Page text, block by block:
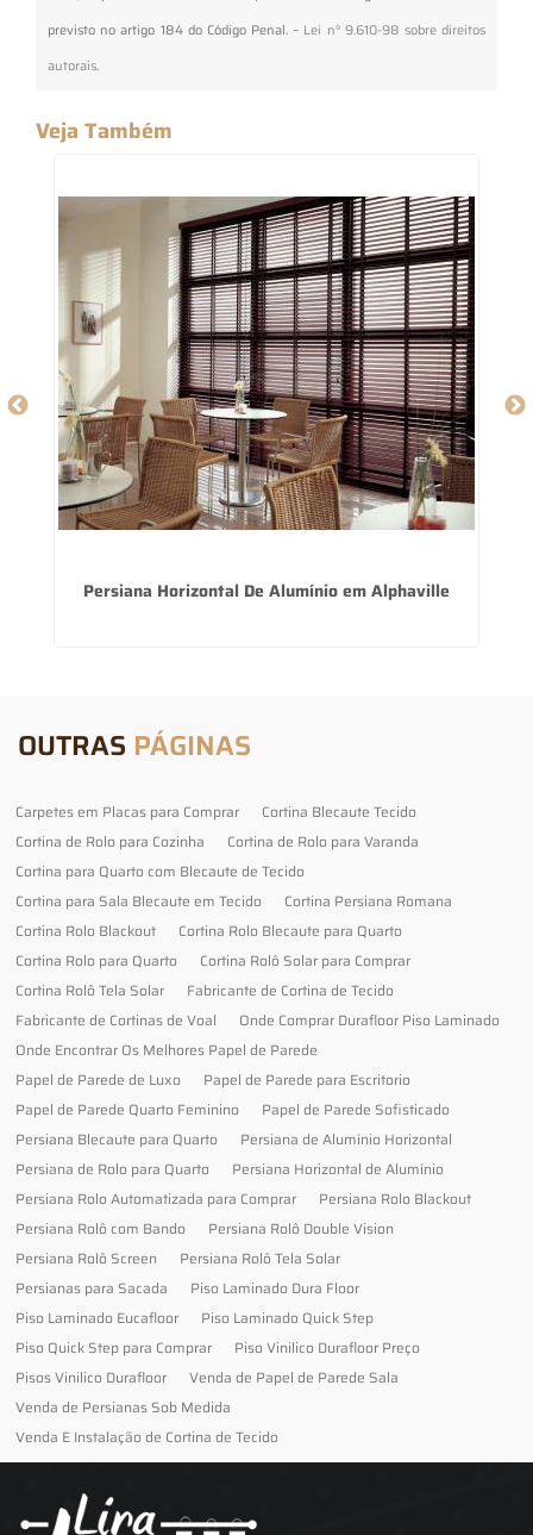
previsto no artigo 184 do Código Penal. – Lei n° 9.610-98 sobre direitos
autorais.
Veja Também
Persiana Horizontal De Alumínio em Alphaville
OUTRAS PÁGINAS
Carpetes em Placas para Comprar
Cortina Blecaute Tecido
Cortina de Rolo para Cozinha
Cortina de Rolo para Varanda
Cortina para Quarto com Blecaute de Tecido
Cortina para Sala Blecaute em Tecido
Cortina Persiana Romana
Cortina Rolo Blackout
Cortina Rolo Blecaute para Quarto
Cortina Rolo para Quarto
Cortina Rolô Solar para Comprar
Cortina Rolô Tela Solar
Fabricante de Cortina de Tecido
Fabricante de Cortinas de Voal
Onde Comprar Durafloor Piso Laminado
Onde Encontrar Os Melhores Papel de Parede
Papel de Parede de Luxo
Papel de Parede para Escritorio
Papel de Parede Quarto Feminino
Papel de Parede Sofisticado
Persiana Blecaute para Quarto
Persiana de Alumínio Horizontal
Persiana de Rolo para Quarto
Persiana Horizontal de Alumínio
Persiana Rolo Automatizada para Comprar
Persiana Rolo Blackout
Persiana Rolô com Bando
Persiana Rolô Double Vision
Persiana Rolô Screen
Persiana Rolô Tela Solar
Persianas para Sacada
Piso Laminado Dura Floor
Piso Laminado Eucafloor
Piso Laminado Quick Step
Piso Quick Step para Comprar
Piso Vinilico Durafloor Preço
Pisos Vinilico Durafloor
Venda de Papel de Parede Sala
Venda de Persianas Sob Medida
Venda E Instalação de Cortina de Tecido